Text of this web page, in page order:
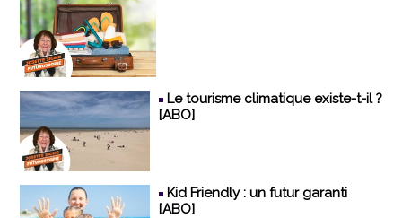
Le tourisme climatique existe-t-il ?
[ABO]
Kid Friendly : un futur garanti
[ABO]